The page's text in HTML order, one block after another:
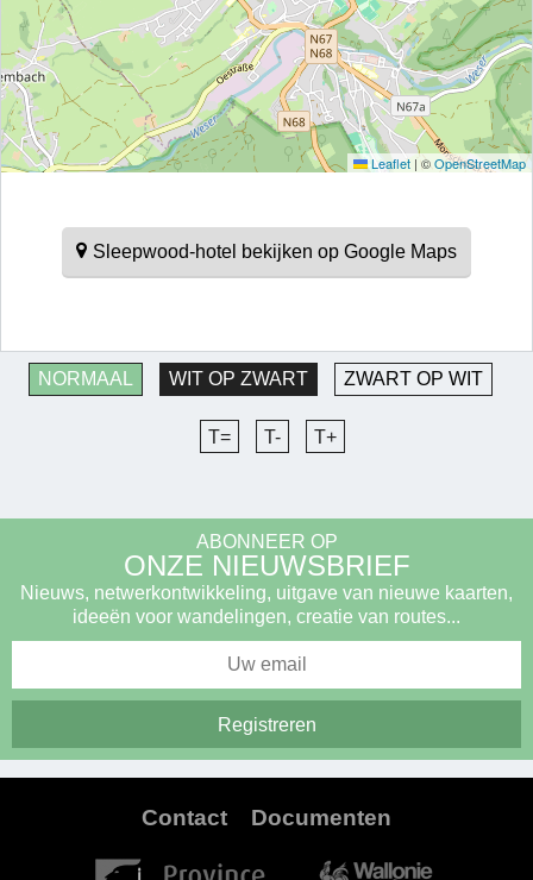
Leaflet | ©OpenStreetMap
Sleepwood-hotel bekijken op Google Maps
NORMAAL WIT OP ZWART ZWART OP WIT
T= T- T+
ABONNEER OP
ONZE NIEUWSBRIEF
Nieuws, netwerkontwikkeling, uitgave van nieuwe kaarten,
ideeën voor wandelingen, creatie van routes...
Contact Documenten